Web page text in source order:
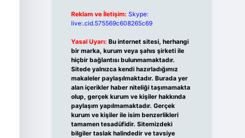
Reklam ve İletişim: Skype:
live:.cid.575569c608265c69
Yasal Uyarı: Bu internet sitesi, herhangi
bir marka, kurum veya şahıs şirketi ile
hiçbir bağlantısı bulunmamaktadır.
Sitede yalnızca kendi hazırladığımız
makaleler paylaşılmaktadır. Burada yer
alan içerikler haber niteliği taşımamakta
olup, gerçek kurum ve kişiler hakkında
paylaşım yapılmamaktadır. Gerçek
kurum ve kişiler ile isim benzerlikleri
tamamen tesadüfidir. Sitemizdeki
bilgiler taslak halindedir ve tavsiye